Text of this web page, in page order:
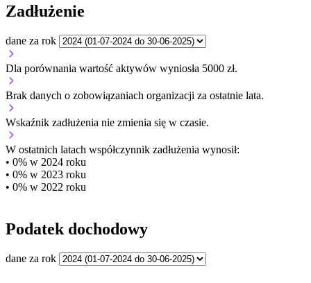
Zadłużenie
dane za rok
Dla porównania wartość aktywów wyniosła 5000 zł.
Brak danych o zobowiązaniach organizacji za ostatnie lata.
Wskaźnik zadłużenia nie zmienia się w czasie.
W ostatnich latach współczynnik zadłużenia wynosił:
• 0% w 2024 roku
• 0% w 2023 roku
• 0% w 2022 roku
Podatek dochodowy
dane za rok